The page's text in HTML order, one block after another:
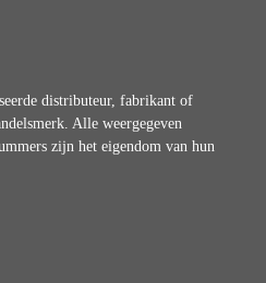
distributeur, fabrikant of
Alle weergegeven
zijn het eigendom van hun